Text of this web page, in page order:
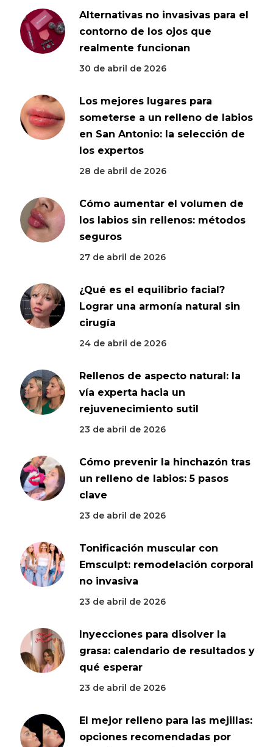
Alternativas no invasivas para el
contorno de los ojos que
realmente funcionan
30 de abril de 2026
Los mejores lugares para
someterse a un relleno de labios
en San Antonio: la selección de
los expertos
28 de abril de 2026
Cómo aumentar el volumen de
los labios sin rellenos: métodos
seguros
27 de abril de 2026
¿Qué es el equilibrio facial?
Lograr una armonía natural sin
cirugía
24 de abril de 2026
Rellenos de aspecto natural: la
vía experta hacia un
rejuvenecimiento sutil
23 de abril de 2026
Cómo prevenir la hinchazón tras
un relleno de labios: 5 pasos
clave
23 de abril de 2026
Tonificación muscular con
Emsculpt: remodelación corporal
no invasiva
23 de abril de 2026
Inyecciones para disolver la
grasa: calendario de resultados y
qué esperar
23 de abril de 2026
El mejor relleno para las mejillas:
opciones recomendadas por